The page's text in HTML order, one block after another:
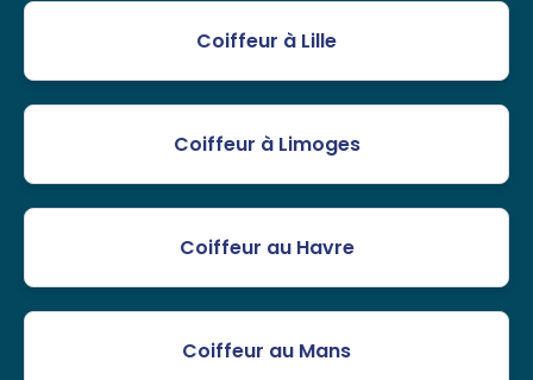
Coiffeur à Lille
Coiffeur à Limoges
Coiffeur au Havre
Coiffeur au Mans